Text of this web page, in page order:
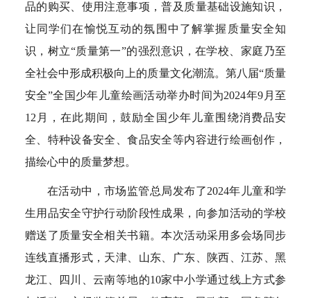
品的购买、使用注意事项，普及质量基础设施知识，
让同学们在愉悦互动的氛围中了解掌握质量安全知
识，树立“质量第一”的强烈意识，在学校、家庭乃至
全社会中形成积极向上的质量文化潮流。第八届“质量
安全”全国少年儿童绘画活动举办时间为2024年9月至
12月，在此期间，鼓励全国少年儿童围绕消费品安
全、特种设备安全、食品安全等内容进行绘画创作，
描绘心中的质量梦想。
在活动中，市场监管总局发布了2024年儿童和学
生用品安全守护行动阶段性成果，向参加活动的学校
赠送了质量安全相关书籍。本次活动采用多会场同步
连线直播形式，天津、山东、广东、陕西、江苏、黑
龙江、四川、云南等地的10家中小学通过线上方式参